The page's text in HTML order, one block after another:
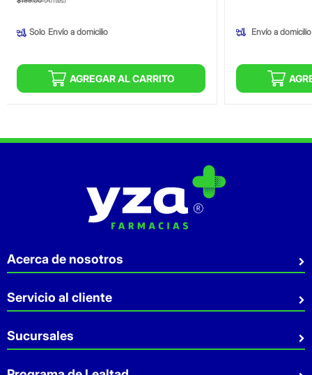
Solo Envío a domicilio
AGREGAR AL CARRITO
Envío a domicilio
Acerca de nosotros
Quiénes somos
Sostenibilidad
Aviso de privacidad
Servicio al cliente
Preguntas Frecuentes
Contacto
Sucursales
Sucursales